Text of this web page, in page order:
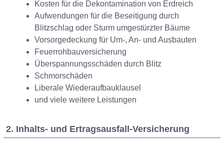
Kosten für die Dekontamination von Erdreich
Aufwendungen für die Beseitigung durch
Blitzschlag oder Sturm umgestürzter Bäume
Vorsorgedeckung für Um-, An- und Ausbauten
Feuerrohbauversicherung
Überspannungsschäden durch Blitz
Schmorschäden
Liberale Wiederaufbauklausel
und viele weitere Leistungen
2. Inhalts- und Ertragsausfall-Versicherung